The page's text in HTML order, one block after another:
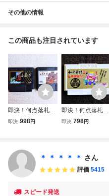
その他の情報
この商品も注目されています
即決！何点落札し
ても送料185円★
中！クリーニング
済！ファミコン★
同梱ＯＫ動作OK
即決 998円
即決！何点落札し
ても送料185円★
済！ファミコン★
即決 798円
＊ ＊ ＊ ＊ ＊ さん
評価 5415
スピード発送